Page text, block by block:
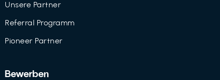
Unsere Partner
Referral Programm
Pioneer Partner
Bewerben